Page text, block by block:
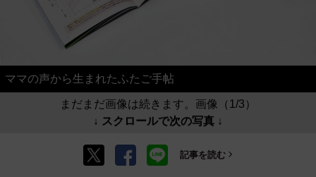
ママの声から生まれたふたご手帖
まだまだ画像は続きます。画像（1/3）
↓ スクロールで次の写真 ↓
記事を読む